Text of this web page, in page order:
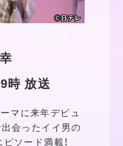
時 放送
マに来年デビュ
会ったイイ男の
ソード満載！